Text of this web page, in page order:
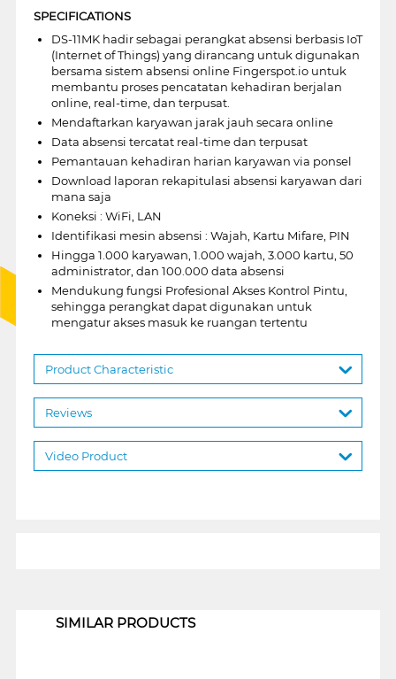
SPECIFICATIONS
DS-11MK hadir sebagai perangkat absensi berbasis IoT
(Internet of Things) yang dirancang untuk digunakan
bersama sistem absensi online Fingerspot.io untuk
membantu proses pencatatan kehadiran berjalan
online, real-time, dan terpusat.
Mendaftarkan karyawan jarak jauh secara online
Data absensi tercatat real-time dan terpusat
Pemantauan kehadiran harian karyawan via ponsel
Download laporan rekapitulasi absensi karyawan dari
mana saja
Koneksi : WiFi, LAN
Identifikasi mesin absensi : Wajah, Kartu Mifare, PIN
Hingga 1.000 karyawan, 1.000 wajah, 3.000 kartu, 50
administrator, dan 100.000 data absensi
Mendukung fungsi Profesional Akses Kontrol Pintu,
sehingga perangkat dapat digunakan untuk
mengatur akses masuk ke ruangan tertentu
Product Characteristic
Reviews
Video Product
SIMILAR PRODUCTS